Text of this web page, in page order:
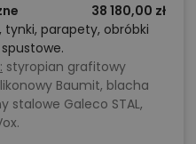
38 180,00 zł
parapety, obróbki
styropian grafitowy
Baumit, blacha
stalowe Galeco STAL,